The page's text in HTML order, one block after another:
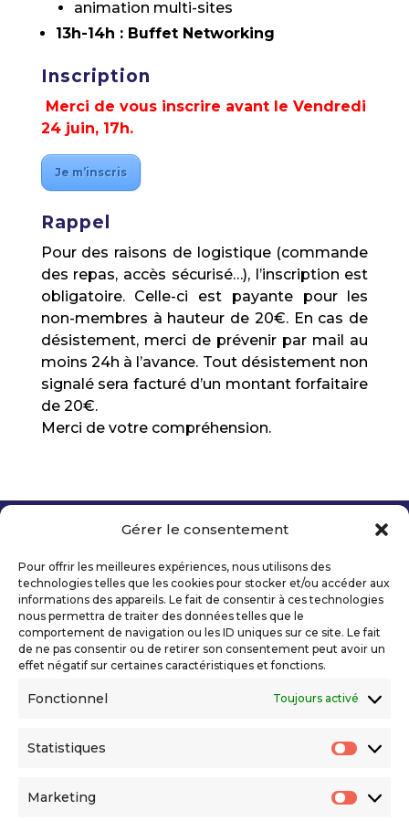
Gérer le consentement
Pour offrir les meilleures expériences, nous utilisons des
technologies telles que les cookies pour stocker et/ou accéder aux
informations des appareils. Le fait de consentir à ces technologies
nous permettra de traiter des données telles que le
comportement de navigation ou les ID uniques sur ce site. Le fait
de ne pas consentir ou de retirer son consentement peut avoir un
effet négatif sur certaines caractéristiques et fonctions.
Fonctionnel Toujours activé
Statistiques
Marketing
animation multi-sites
13h-14h : Buffet Networking
Inscription
Merci de vous inscrire avant le Vendredi
24 juin, 17h.
Je m’inscris
Rappel
Pour des raisons de logistique (commande
des repas, accès sécurisé…), l’inscription est
obligatoire. Celle-ci est payante pour les
non-membres à hauteur de 20€. En cas de
désistement, merci de prévenir par mail au
moins 24h à l’avance. Tout désistement non
signalé sera facturé d’un montant forfaitaire
de 20€.
Merci de votre compréhension.
Mentions légales
Politique de confidentialité
Déclaration d’accessibilité numérique
Ils nous soutiennent